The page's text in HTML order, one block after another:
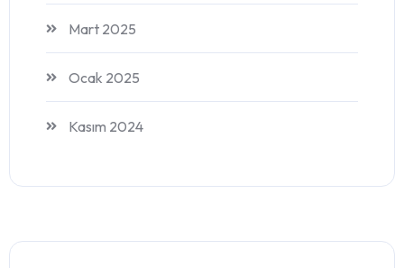
Mart 2025
Ocak 2025
Kasım 2024